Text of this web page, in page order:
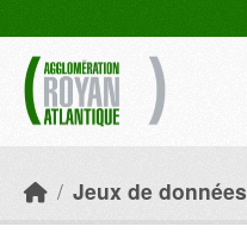
Jeux de données